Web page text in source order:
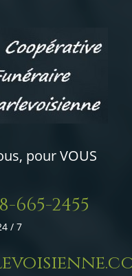
pour VOUS
665-2455
/ 7